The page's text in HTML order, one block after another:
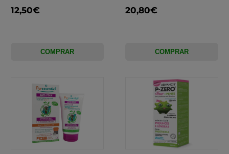
12,50€
COMPRAR
20,80€
COMPRAR